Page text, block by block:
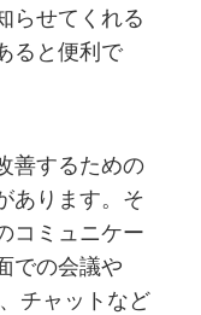
らせてくれる
ると便利で
善するための
あります。そ
コミュニケー
での会議や
チャットなど